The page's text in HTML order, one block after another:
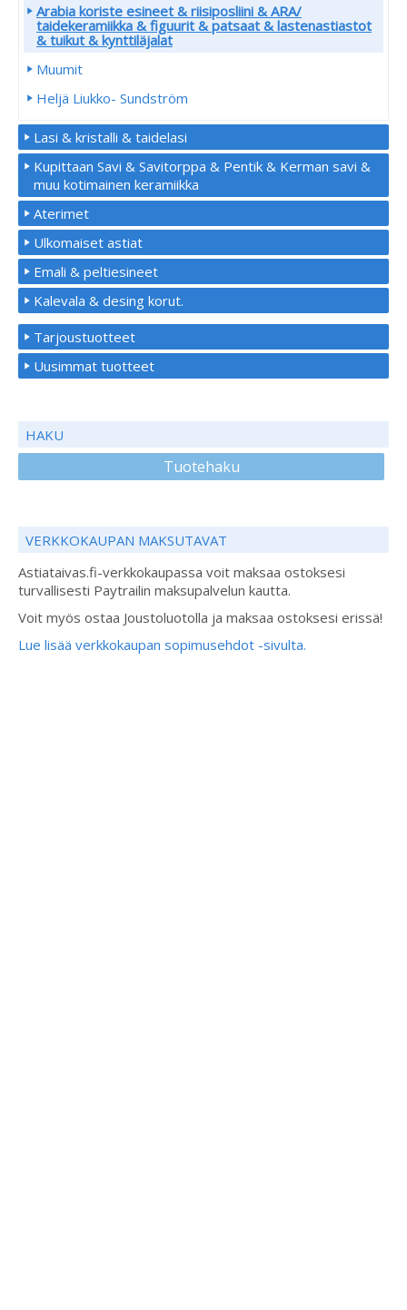
Arabia koriste esineet & riisiposliini & ARA/
taidekeramiikka & figuurit & patsaat & lastenastiastot
& tuikut & kynttiläjalat
Muumit
Heljä Liukko- Sundström
Lasi & kristalli & taidelasi
Kupittaan Savi & Savitorppa & Pentik & Kerman savi &
muu kotimainen keramiikka
Aterimet
Ulkomaiset astiat
Emali & peltiesineet
Kalevala & desing korut.
Tarjoustuotteet
Uusimmat tuotteet
HAKU
Tuotehaku
VERKKOKAUPAN MAKSUTAVAT
Astiataivas.fi-verkkokaupassa voit maksaa ostoksesi
turvallisesti Paytrailin maksupalvelun kautta.
Voit myös ostaa Joustoluotolla ja maksaa ostoksesi erissä!
Lue lisää verkkokaupan sopimusehdot -sivulta.